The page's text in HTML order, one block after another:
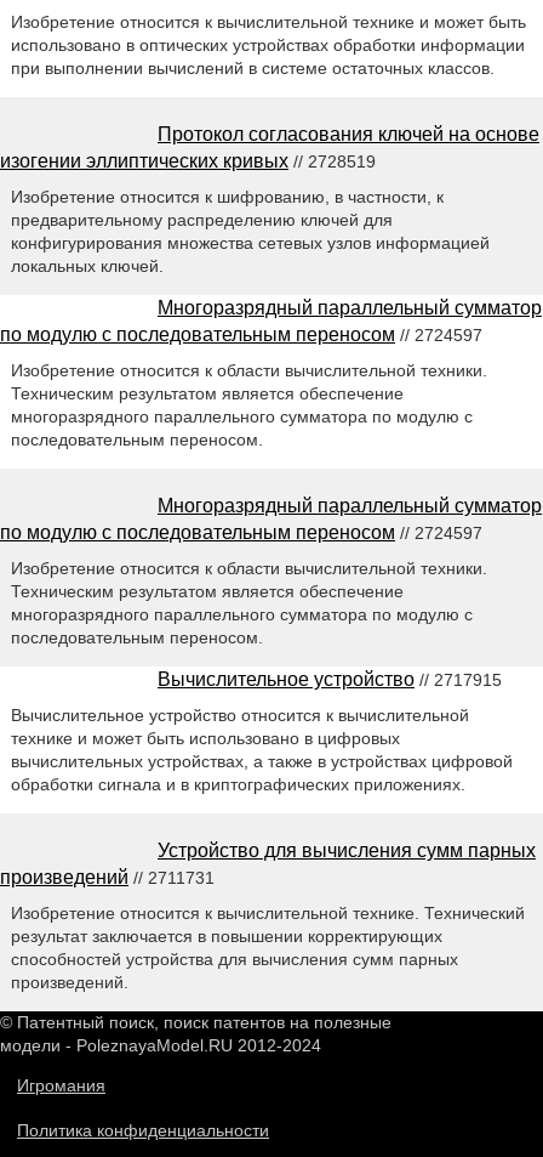
Изобретение относится к вычислительной технике и может быть
использовано в оптических устройствах обработки информации
при выполнении вычислений в системе остаточных классов.
Протокол согласования ключей на основе
изогении эллиптических кривых // 2728519
Изобретение относится к шифрованию, в частности, к
предварительному распределению ключей для
конфигурирования множества сетевых узлов информацией
локальных ключей.
Многоразрядный параллельный сумматор
по модулю с последовательным переносом // 2724597
Изобретение относится к области вычислительной техники.
Техническим результатом является обеспечение
многоразрядного параллельного сумматора по модулю с
последовательным переносом.
Многоразрядный параллельный сумматор
по модулю с последовательным переносом // 2724597
Изобретение относится к области вычислительной техники.
Техническим результатом является обеспечение
многоразрядного параллельного сумматора по модулю с
последовательным переносом.
Вычислительное устройство // 2717915
Вычислительное устройство относится к вычислительной
технике и может быть использовано в цифровых
вычислительных устройствах, а также в устройствах цифровой
обработки сигнала и в криптографических приложениях.
Устройство для вычисления сумм парных
произведений // 2711731
Изобретение относится к вычислительной технике. Технический
результат заключается в повышении корректирующих
способностей устройства для вычисления сумм парных
произведений.
© Патентный поиск, поиск патентов на полезные
модели - PoleznayaModel.RU 2012-2024
Игромания
Политика конфиденциальности